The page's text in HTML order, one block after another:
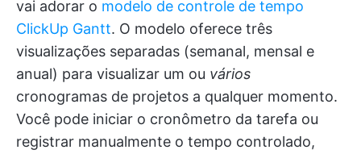
vai adorar o modelo de controle de tempo
ClickUp Gantt. O modelo oferece três
visualizações separadas (semanal, mensal e
anual) para visualizar um ou vários
cronogramas de projetos a qualquer momento.
Você pode iniciar o cronômetro da tarefa ou
registrar manualmente o tempo controlado,